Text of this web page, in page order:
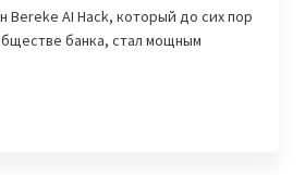
Bereke AI Hack, который до сих пор
банка, стал мощным